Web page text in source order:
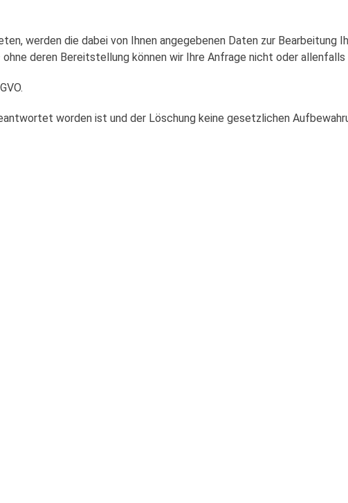
werden die dabei von Ihnen angegebenen Daten zur Bearbeitung
deren Bereitstellung können wir Ihre Anfrage nicht oder
worden ist und der Löschung keine gesetzlichen